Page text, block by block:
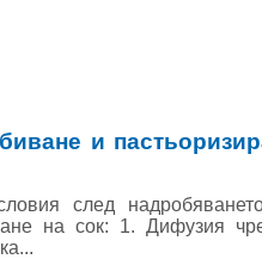
и
след
на сок: 1. Дифузия